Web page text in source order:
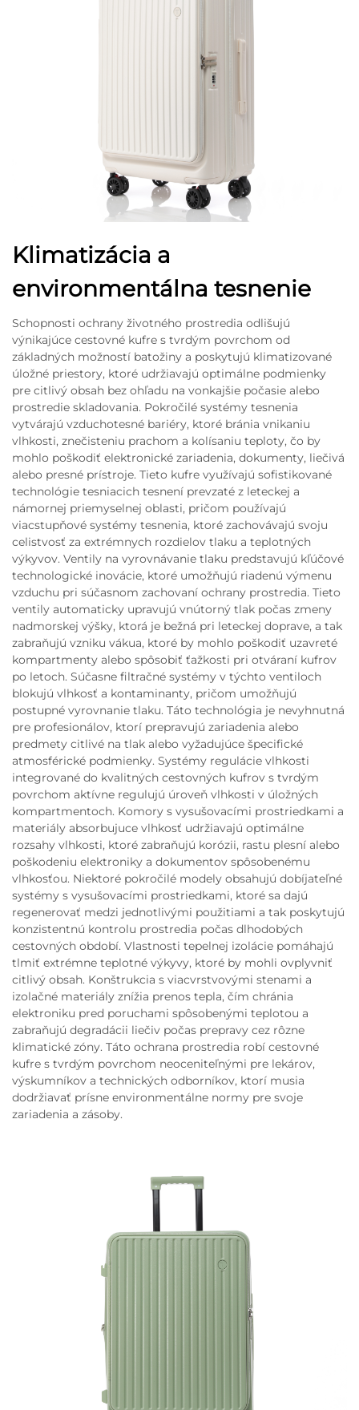
Klimatizácia a
environmentálna tesnenie
Schopnosti ochrany životného prostredia odlišujú
výnikajúce cestovné kufre s tvrdým povrchom od
základných možností batožiny a poskytujú klimatizované
úložné priestory, ktoré udržiavajú optimálne podmienky
pre citlivý obsah bez ohľadu na vonkajšie počasie alebo
prostredie skladovania. Pokročilé systémy tesnenia
vytvárajú vzduchotesné bariéry, ktoré bránia vnikaniu
vlhkosti, znečisteniu prachom a kolísaniu teploty, čo by
mohlo poškodiť elektronické zariadenia, dokumenty, liečivá
alebo presné prístroje. Tieto kufre využívajú sofistikované
technológie tesniacich tesnení prevzaté z leteckej a
námornej priemyselnej oblasti, pričom používajú
viacstupňové systémy tesnenia, ktoré zachovávajú svoju
celistvosť za extrémnych rozdielov tlaku a teplotných
výkyvov. Ventily na vyrovnávanie tlaku predstavujú kľúčové
technologické inovácie, ktoré umožňujú riadenú výmenu
vzduchu pri súčasnom zachovaní ochrany prostredia. Tieto
ventily automaticky upravujú vnútorný tlak počas zmeny
nadmorskej výšky, ktorá je bežná pri leteckej doprave, a tak
zabraňujú vzniku vákua, ktoré by mohlo poškodiť uzavreté
kompartmenty alebo spôsobiť ťažkosti pri otváraní kufrov
po letoch. Súčasne filtračné systémy v týchto ventiloch
blokujú vlhkosť a kontaminanty, pričom umožňujú
postupné vyrovnanie tlaku. Táto technológia je nevyhnutná
pre profesionálov, ktorí prepravujú zariadenia alebo
predmety citlivé na tlak alebo vyžadujúce špecifické
atmosférické podmienky. Systémy regulácie vlhkosti
integrované do kvalitných cestovných kufrov s tvrdým
povrchom aktívne regulujú úroveň vlhkosti v úložných
kompartmentoch. Komory s vysušovacími prostriedkami a
materiály absorbujuce vlhkosť udržiavajú optimálne
rozsahy vlhkosti, ktoré zabraňujú korózii, rastu plesní alebo
poškodeniu elektroniky a dokumentov spôsobenému
vlhkosťou. Niektoré pokročilé modely obsahujú dobíjateľné
systémy s vysušovacími prostriedkami, ktoré sa dajú
regenerovať medzi jednotlivými použitiami a tak poskytujú
konzistentnú kontrolu prostredia počas dlhodobých
cestovných období. Vlastnosti tepelnej izolácie pomáhajú
tlmiť extrémne teplotné výkyvy, ktoré by mohli ovplyvniť
citlivý obsah. Konštrukcia s viacvrstvovými stenami a
izolačné materiály znížia prenos tepla, čím chránia
elektroniku pred poruchami spôsobenými teplotou a
zabraňujú degradácii liečiv počas prepravy cez rôzne
klimatické zóny. Táto ochrana prostredia robí cestovné
kufre s tvrdým povrchom neoceniteľnými pre lekárov,
výskumníkov a technických odborníkov, ktorí musia
dodržiavať prísne environmentálne normy pre svoje
zariadenia a zásoby.